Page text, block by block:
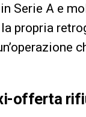
Serie A e
propria
offerta